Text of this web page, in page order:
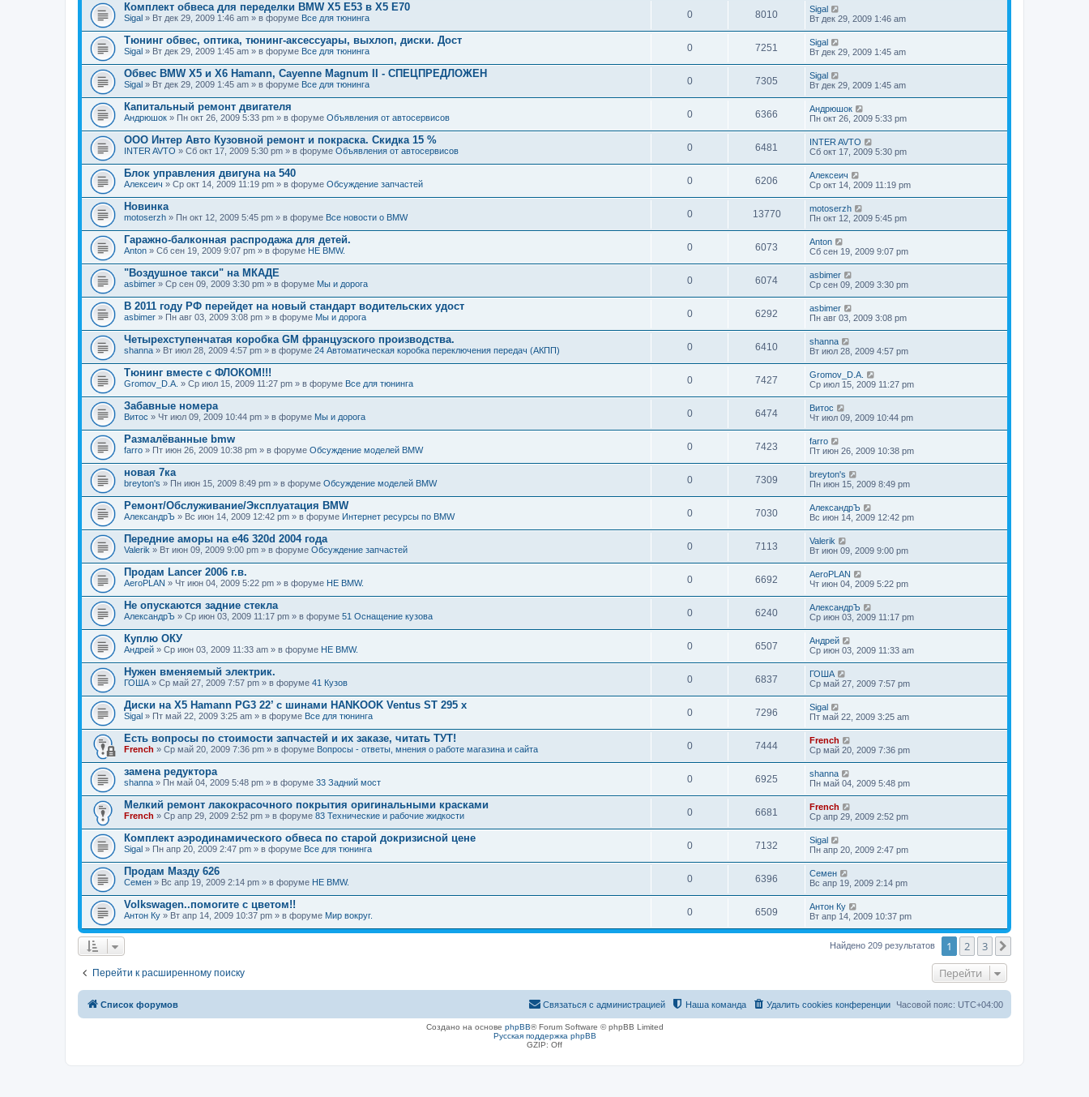
Комплект обвеса для переделки BMW X5 E53 в X5 E70
Sigal » Вт дек 29, 2009 1:46 am » в форуме Все для тюнинга 0 8010
Sigal
Вт дек 29, 2009 1:46 am
Тюнинг обвес, оптика, тюнинг-аксессуары, выхлоп, диски. Дост
Sigal » Вт дек 29, 2009 1:45 am » в форуме Все для тюнинга 0 7251
Sigal
Вт дек 29, 2009 1:45 am
Обвес BMW X5 и X6 Hamann, Cayenne Magnum II - СПЕЦПРЕДЛОЖЕН
Sigal » Вт дек 29, 2009 1:45 am » в форуме Все для тюнинга 0 7305
Sigal
Вт дек 29, 2009 1:45 am
Капитальный ремонт двигателя
Андрюшок » Пн окт 26, 2009 5:33 pm » в форуме Объявления от автосервисов 0 6366
Андрюшок
Пн окт 26, 2009 5:33 pm
ООО Интер Авто Кузовной ремонт и покраска. Скидка 15 %
INTER AVTO » Сб окт 17, 2009 5:30 pm » в форуме Объявления от автосервисов 0 6481
INTER AVTO
Сб окт 17, 2009 5:30 pm
Блок управления двигуна на 540
Алексеич » Ср окт 14, 2009 11:19 pm » в форуме Обсуждение запчастей 0 6206
Алексеич
Ср окт 14, 2009 11:19 pm
Новинка
motoserzh » Пн окт 12, 2009 5:45 pm » в форуме Все новости о BMW 0 13770
motoserzh
Пн окт 12, 2009 5:45 pm
Гаражно-балконная распродажа для детей.
Anton » Сб сен 19, 2009 9:07 pm » в форуме НЕ BMW. 0 6073
Anton
Сб сен 19, 2009 9:07 pm
"Воздушное такси" на МКАДЕ
asbimer » Ср сен 09, 2009 3:30 pm » в форуме Мы и дорога 0 6074
asbimer
Ср сен 09, 2009 3:30 pm
В 2011 году РФ перейдет на новый стандарт водительских удост
asbimer » Пн авг 03, 2009 3:08 pm » в форуме Мы и дорога 0 6292
asbimer
Пн авг 03, 2009 3:08 pm
Четырехступенчатая коробка GM французского производства.
shanna » Вт июл 28, 2009 4:57 pm » в форуме 24 Автоматическая коробка переключения передач (АКПП) 0 6410
shanna
Вт июл 28, 2009 4:57 pm
Тюнинг вместе с ФЛОКОМ!!!
Gromov_D.A. » Ср июл 15, 2009 11:27 pm » в форуме Все для тюнинга 0 7427
Gromov_D.A.
Ср июл 15, 2009 11:27 pm
Забавные номера
Витос » Чт июл 09, 2009 10:44 pm » в форуме Мы и дорога 0 6474
Витос
Чт июл 09, 2009 10:44 pm
Размалёванные bmw
farro » Пт июн 26, 2009 10:38 pm » в форуме Обсуждение моделей BMW 0 7423
farro
Пт июн 26, 2009 10:38 pm
новая 7ка
breyton's » Пн июн 15, 2009 8:49 pm » в форуме Обсуждение моделей BMW 0 7309
breyton's
Пн июн 15, 2009 8:49 pm
Ремонт/Обслуживание/Эксплуатация BMW
АлександрЪ » Вс июн 14, 2009 12:42 pm » в форуме Интернет ресурсы по BMW 0 7030
АлександрЪ
Вс июн 14, 2009 12:42 pm
Передние аморы на e46 320d 2004 года
Valerik » Вт июн 09, 2009 9:00 pm » в форуме Обсуждение запчастей 0 7113
Valerik
Вт июн 09, 2009 9:00 pm
Продам Lancer 2006 г.в.
AeroPLAN » Чт июн 04, 2009 5:22 pm » в форуме НЕ BMW. 0 6692
AeroPLAN
Чт июн 04, 2009 5:22 pm
Не опускаются задние стекла
АлександрЪ » Ср июн 03, 2009 11:17 pm » в форуме 51 Оснащение кузова 0 6240
АлександрЪ
Ср июн 03, 2009 11:17 pm
Куплю ОКУ
Андрей » Ср июн 03, 2009 11:33 am » в форуме НЕ BMW. 0 6507
Андрей
Ср июн 03, 2009 11:33 am
Нужен вменяемый электрик.
ГОША » Ср май 27, 2009 7:57 pm » в форуме 41 Кузов 0 6837
ГОША
Ср май 27, 2009 7:57 pm
Диски на X5 Hamann PG3 22’ с шинами HANKOOK Ventus ST 295 x
Sigal » Пт май 22, 2009 3:25 am » в форуме Все для тюнинга 0 7296
Sigal
Пт май 22, 2009 3:25 am
Есть вопросы по стоимости запчастей и их заказе, читать ТУТ!
French » Ср май 20, 2009 7:36 pm » в форуме Вопросы - ответы, мнения о работе магазина и сайта 0 7444
French
Ср май 20, 2009 7:36 pm
замена редуктора
shanna » Пн май 04, 2009 5:48 pm » в форуме 33 Задний мост 0 6925
shanna
Пн май 04, 2009 5:48 pm
Мелкий ремонт лакокрасочного покрытия оригинальными красками
French » Ср апр 29, 2009 2:52 pm » в форуме 83 Технические и рабочие жидкости 0 6681
French
Ср апр 29, 2009 2:52 pm
Комплект аэродинамического обвеса по старой докризисной цене
Sigal » Пн апр 20, 2009 2:47 pm » в форуме Все для тюнинга 0 7132
Sigal
Пн апр 20, 2009 2:47 pm
Продам Мазду 626
Семен » Вс апр 19, 2009 2:14 pm » в форуме НЕ BMW. 0 6396
Семен
Вс апр 19, 2009 2:14 pm
Volkswagen..помогите с цветом!!
Антон Ку » Вт апр 14, 2009 10:37 pm » в форуме Мир вокруг. 0 6509
Антон Ку
Вт апр 14, 2009 10:37 pm
Найдено 209 результатов 1 2 3
Перейти к расширенному поиску Перейти
Список форумов Часовой пояс: UTC+04:00
Удалить cookies конференции
Наша команда
Связаться с администрацией
Создано на основе phpBB® Forum Software © phpBB Limited
Русская поддержка phpBB
GZIP: Off